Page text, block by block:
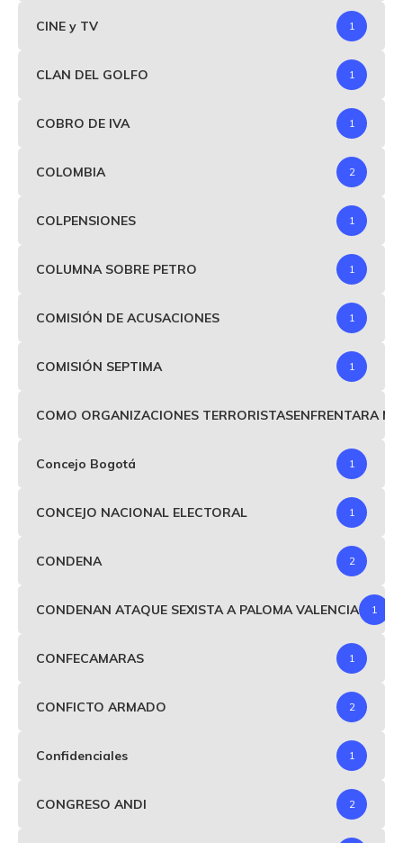
CINE y TV 1
CLAN DEL GOLFO 1
COBRO DE IVA 1
COLOMBIA 2
COLPENSIONES 1
COLUMNA SOBRE PETRO 1
COMISIÓN DE ACUSACIONES 1
COMISIÓN SEPTIMA 1
COMO ORGANIZACIONES TERRORISTASENFRENTARA
Concejo Bogotá 1
CONCEJO NACIONAL ELECTORAL 1
CONDENA 2
CONDENAN ATAQUE SEXISTA A PALOMA VALENCIA 1
CONFECAMARAS 1
CONFICTO ARMADO 2
Confidenciales 1
CONGRESO ANDI 2